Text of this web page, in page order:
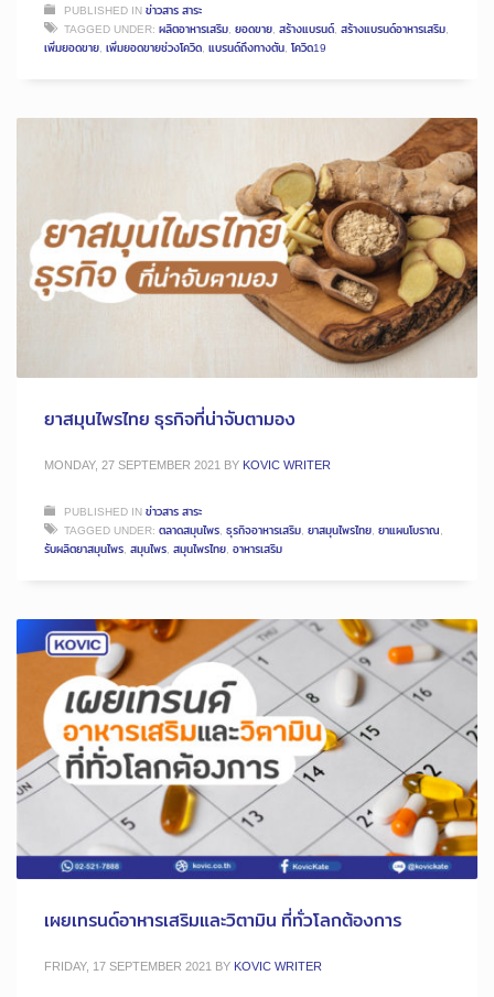
PUBLISHED INข่าวสาร สาระ
TAGGED UNDER: ผลิตอาหารเสริม, ยอดขาย, สร้างแบรนด์, สร้างแบรนด์อาหารเสริม,
เพิ่มยอดขาย, เพิ่มยอดขายช่วงโควิด, แบรนด์ถึงทางตัน, โควิด19
ยาสมุนไพรไทย ธุรกิจที่น่าจับตามอง
MONDAY, 27 SEPTEMBER 2021 BY KOVIC WRITER
PUBLISHED INข่าวสาร สาระ
TAGGED UNDER: ตลาดสมุนไพร, ธุรกิจอาหารเสริม, ยาสมุนไพรไทย, ยาแผนโบราณ,
รับผลิตยาสมุนไพร, สมุนไพร, สมุนไพรไทย, อาหารเสริม
เผยเทรนด์อาหารเสริมและวิตามิน ที่ทั่วโลกต้องการ
FRIDAY, 17 SEPTEMBER 2021 BY KOVIC WRITER